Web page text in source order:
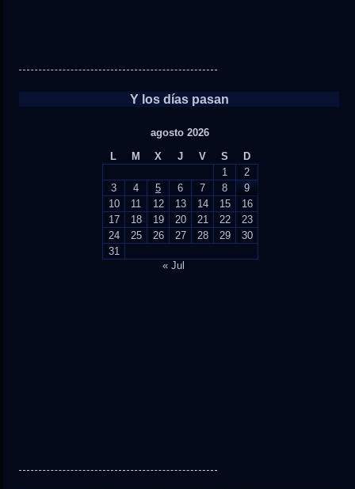
Y los días pasan
agosto 2026
L
M X J V S
D
1
2
3
4 5 6 7 8
9
10
11 12 13 14 15
16
17
18 19 20 21 22
23
24
25 26 27 28 29
30
31
« Jul